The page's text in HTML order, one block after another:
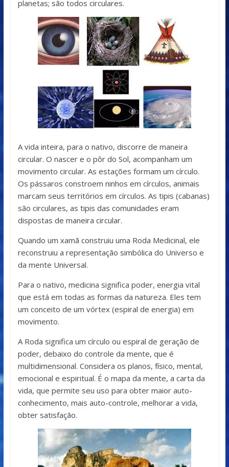
planetas; são todos circulares.
A vida inteira, para o nativo, discorre de maneira
circular. O nascer e o pôr do Sol, acompanham um
movimento circular. As estações formam um círculo.
Os pássaros constroem ninhos em círculos, animais
marcam seus territórios em círculos. As tipis (cabanas)
são circulares, as tipis das comunidades eram
dispostas de maneira circular.
Quando um xamã construiu uma Roda Medicinal, ele
reconstruiu a representação simbólica do Universo e
da mente Universal.
Para o nativo, medicina significa poder, energia vital
que está em todas as formas da natureza. Eles tem
um conceito de um vórtex (espiral de energia) em
movimento.
A Roda significa um círculo ou espiral de geração de
poder, debaixo do controle da mente, que é
multidimensional. Considera os planos, físico, mental,
emocional e espiritual. É o mapa da mente, a carta da
vida, que permite seu uso para obter maior auto-
conhecimento, mais auto-controle, melhorar a vida,
obter satisfação.